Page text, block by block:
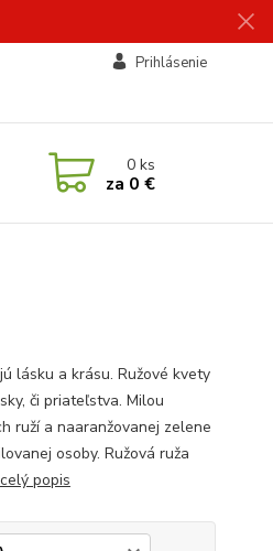
Prihlásenie
0ks
za 0 €
lásku a krásu. Ružové kvety
či priateľstva. Milou
ruží a naaranžovanej zelene
osoby. Ružová ruža
celý popis